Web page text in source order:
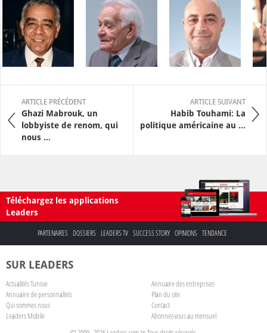
ARTICLE PRÉCÉDENT
Ghazi Mabrouk, un
lobbyiste de renom, qui
nous ...
ARTICLE SUIVANT
Habib Touhami: La
politique américaine au ...
Téléchargez les applications
Leaders
PARTENAIRES DOSSIERS LEADERS TV SUCCESS STORY OPINIONS TENDANCE
SUR LEADERS
Actualités Tunisie
Annuaire des entreprises
Annuaire de personnalités
Plan du site
Qui sommes nous
Contact
Leaders Mobile
Abonnez-vous au mensuel